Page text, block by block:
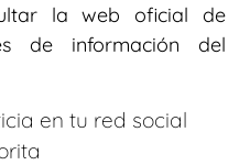
la web oficial de
de información del
en tu red social